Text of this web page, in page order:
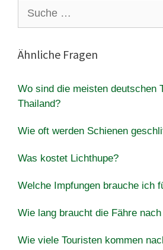
nach:
Ähnliche Fragen
Wo sind die meisten deutschen
Thailand?
Wie oft werden Schienen
Was kostet Lichthupe?
Welche Impfungen brauche ich
Wie lang braucht die Fähre
Wie viele Touristen kommen